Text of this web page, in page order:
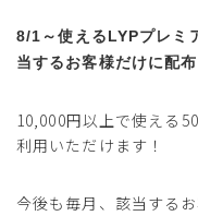
8/1～使えるLYPプレミ
当するお客様だけに配布
10,000円以上で使える
利用いただけます！
今後も毎月、該当する
絞